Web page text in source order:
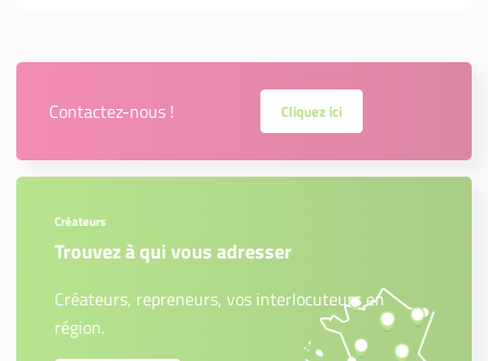
Contactez-nous ! Cliquez ici
Créateurs
Trouvez à qui vous adresser
Créateurs, repreneurs, vos interlocuteurs en
région.